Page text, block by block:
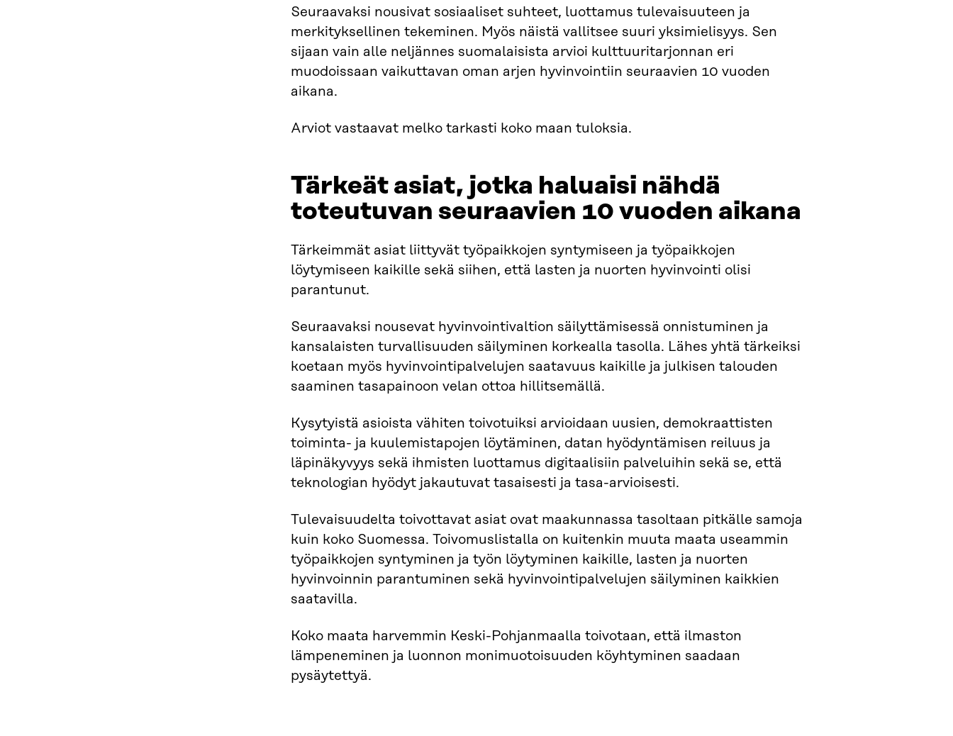
Seuraavaksi nousivat sosiaaliset suhteet, luottamus tulevaisuuteen ja
merkityksellinen tekeminen. Myös näistä vallitsee suuri yksimielisyys. Sen
sijaan vain alle neljännes suomalaisista arvioi kulttuuritarjonnan eri
muodoissaan vaikuttavan oman arjen hyvinvointiin seuraavien 10 vuoden
aikana.
Arviot vastaavat melko tarkasti koko maan tuloksia.​
Tärkeät asiat, jotka haluaisi nähdä
toteutuvan seuraavien 10 vuoden aikana
Tärkeimmät asiat liittyvät työpaikkojen syntymiseen ja työpaikkojen
löytymiseen kaikille sekä siihen, että lasten ja nuorten hyvinvointi olisi
parantunut.
Seuraavaksi nousevat hyvinvointivaltion säilyttämisessä onnistuminen ja
kansalaisten turvallisuuden säilyminen korkealla tasolla. Lähes yhtä tärkeiksi
koetaan myös hyvinvointipalvelujen saatavuus kaikille ja julkisen talouden
saaminen tasapainoon velan ottoa hillitsemällä.
Kysytyistä asioista vähiten toivotuiksi arvioidaan uusien, demokraattisten
toiminta- ja kuulemistapojen löytäminen, datan hyödyntämisen reiluus ja
läpinäkyvyys sekä ihmisten luottamus digitaalisiin palveluihin sekä se, että
teknologian hyödyt jakautuvat tasaisesti ja tasa-arvioisesti.
Tulevaisuudelta toivottavat asiat ovat maakunnassa tasoltaan pitkälle samoja
kuin koko Suomessa. Toivomuslistalla on kuitenkin muuta maata useammin
työpaikkojen syntyminen ja työn löytyminen kaikille, lasten ja nuorten
hyvinvoinnin parantuminen sekä hyvinvointipalvelujen säilyminen kaikkien
saatavilla.
Koko maata harvemmin Keski-Pohjanmaalla toivotaan, että ilmaston
lämpeneminen ja luonnon monimuotoisuuden köyhtyminen saadaan
pysäytettyä.